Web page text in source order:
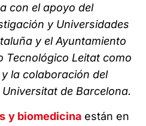
con el apoyo del
y Universidades
y el Ayuntamiento
Tecnológico Leitat como
la colaboración del
de Barcelona.
y biomedicina están en